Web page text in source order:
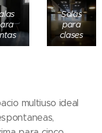
Salas
para
clases
multiuso ideal